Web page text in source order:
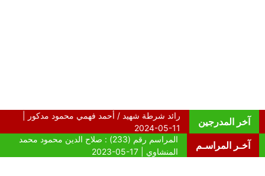
آخر المدرجين
آخـر المراسـم